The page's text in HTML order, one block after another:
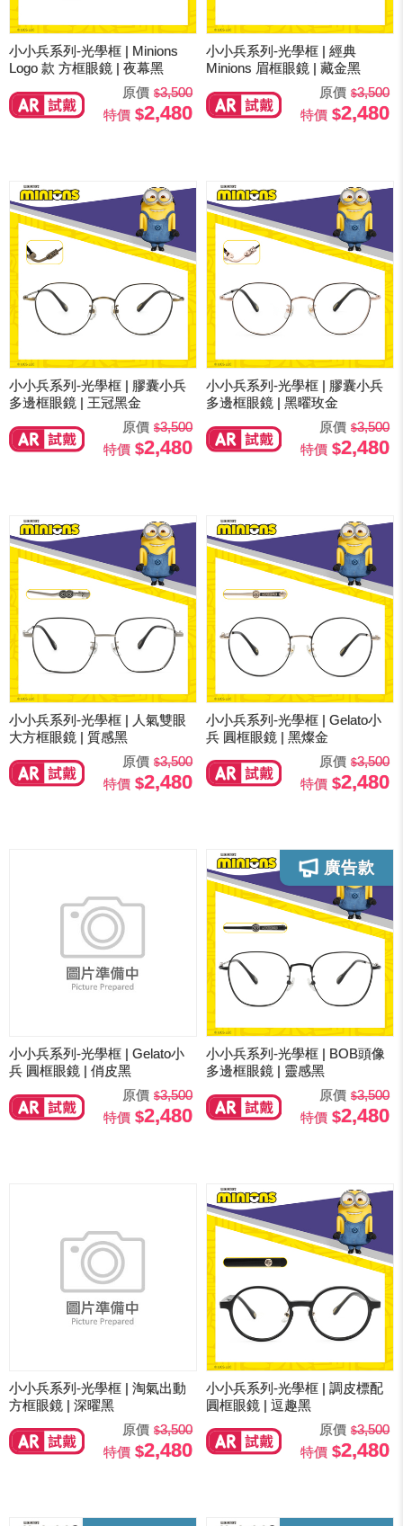
小小兵系列-光學框 | Minions
Logo 款 方框眼鏡 | 夜幕黑
原價
3,500
特價
2,480
小小兵系列-光學框 | 經典
Minions 眉框眼鏡 | 藏金黑
原價
3,500
特價
2,480
小小兵系列-光學框 | 膠囊小兵
多邊框眼鏡 | 王冠黑金
原價
3,500
特價
2,480
小小兵系列-光學框 | 膠囊小兵
多邊框眼鏡 | 黑曜玫金
原價
3,500
特價
2,480
小小兵系列-光學框 | 人氣雙眼
大方框眼鏡 | 質感黑
原價
3,500
特價
2,480
小小兵系列-光學框 | Gelato小
兵 圓框眼鏡 | 黑燦金
原價
3,500
特價
2,480
小小兵系列-光學框 | Gelato小
兵 圓框眼鏡 | 俏皮黑
原價
3,500
特價
2,480
小小兵系列-光學框 | BOB頭像
多邊框眼鏡 | 靈感黑
原價
3,500
特價
2,480
小小兵系列-光學框 | 淘氣出動
方框眼鏡 | 深曜黑
原價
3,500
特價
2,480
小小兵系列-光學框 | 調皮標配
圓框眼鏡 | 逗趣黑
原價
3,500
特價
2,480